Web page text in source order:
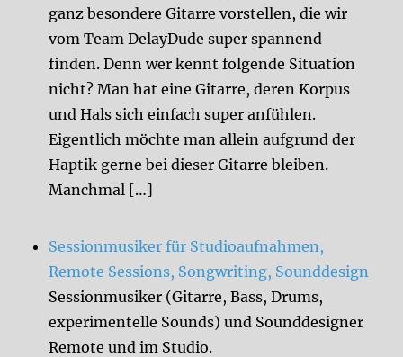
ganz besondere Gitarre vorstellen, die wir
vom Team DelayDude super spannend
finden. Denn wer kennt folgende Situation
nicht? Man hat eine Gitarre, deren Korpus
und Hals sich einfach super anfühlen.
Eigentlich möchte man allein aufgrund der
Haptik gerne bei dieser Gitarre bleiben.
Manchmal […]
Sessionmusiker für Studioaufnahmen,
Remote Sessions, Songwriting, Sounddesign
Sessionmusiker (Gitarre, Bass, Drums,
experimentelle Sounds) und Sounddesigner
Remote und im Studio.